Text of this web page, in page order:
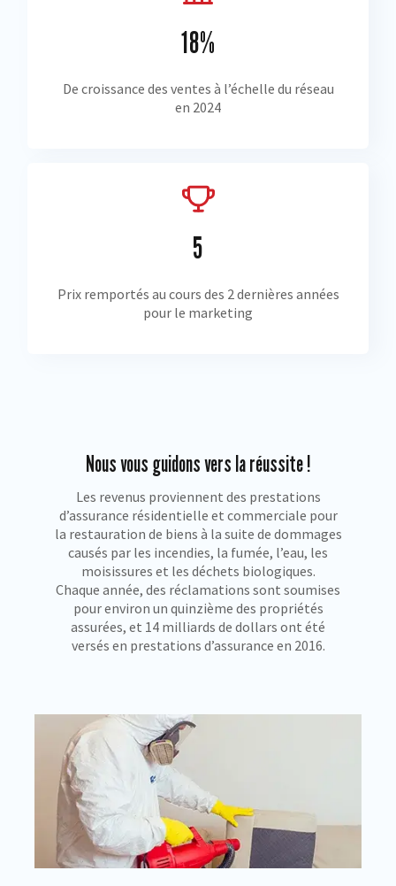
18%
De croissance des ventes à l’échelle du réseau
en 2024
5
Prix remportés au cours des 2 dernières années
pour le marketing
Nous vous guidons vers la réussite !
Les revenus proviennent des prestations
d’assurance résidentielle et commerciale pour
la restauration de biens à la suite de dommages
causés par les incendies, la fumée, l’eau, les
moisissures et les déchets biologiques.
Chaque année, des réclamations sont soumises
pour environ un quinzième des propriétés
assurées, et 14 milliards de dollars ont été
versés en prestations d’assurance en 2016.